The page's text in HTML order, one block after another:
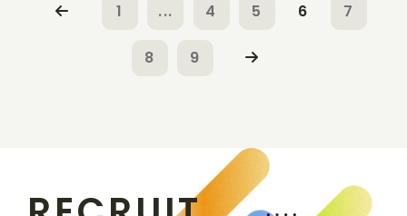
1 ... 4 5 6 7
8 9